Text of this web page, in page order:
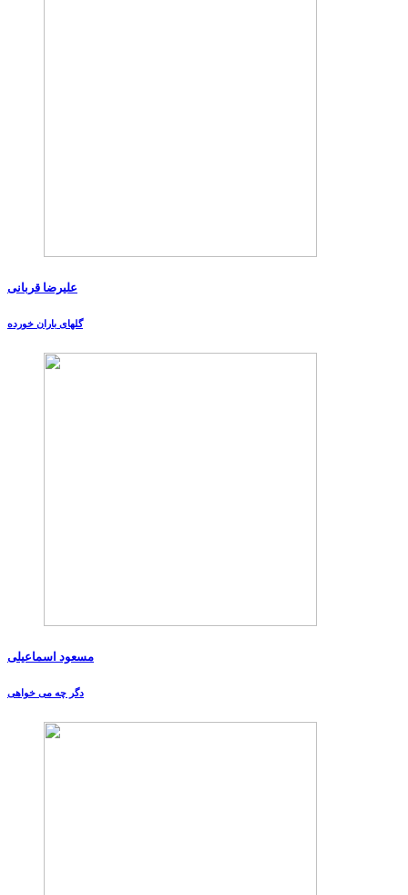
علیرضا قربانی
گلهای باران خورده
مسعود اسماعیلی
دگر چه می خواهی